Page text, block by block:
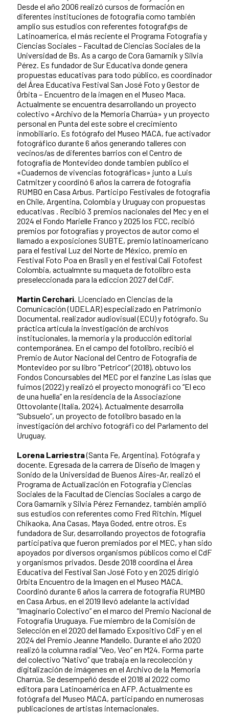
Desde el año 2006 realizó cursos de formación en
diferentes instituciones de fotografía como también
amplio sus estudios con referentes fotograf@s de
Latinoamerica, el más reciente el Programa Fotografía y
Ciencias Sociales – Facultad de Ciencias Sociales de la
Universidad de Bs. As a cargo de Cora Gamarnik y Silvia
Pérez. Es fundador de Sur Educativa donde genera
propuestas educativas para todo público, es coordinador
del Área Educativa Festival San José Foto y Gestor de
Órbita – Encuentro de la imagen en el Museo Maca.
Actualmente se encuentra desarrollando un proyecto
colectivo «Archivo de la Memoria Charrúa» y un proyecto
personal en Punta del este sobre el crecimiento
inmobiliario. Es fotógrafo del Museo MACA, fue activador
fotográfico durante 6 años generando talleres con
vecinos/as de diferentes barrios con el Centro de
fotografía de Montevideo donde tambien publico el
«Cuadernos de vivencias fotográficas» junto a Luis
Catmitzer y coordinó 6 años la carrera de fotografía
RUMBO en Casa Arbus. Participo Festivales de fotografía
en Chile, Argentina, Colombia y Uruguay con propuestas
educativas . Recibió 3 premios nacionales del Mec y en el
2024 el Fondo Marielle Franco y 2025 los FCC, recibió
premios por fotografías y proyectos de autor como el
llamado a exposiciones SUBTE, premio latinoamericano
para el festival Luz del Norte de México, premio en
Festival Foto Poa en Brasil y en el festival Cali Fotofest
Colombia, actualmnte su maqueta de fotolibro esta
preseleccionada para la ediccion 2027 del CdF.
Martin Cerchari. Licenciado en Ciencias de la
Comunicación (UDELAR) especializado en Patrimonio
Documental, realizador audiovisual (ECU) y fotógrafo. Su
práctica articula la investigación de archivos
institucionales, la memoria y la producción editorial
contemporánea. En el campo del fotolibro, recibió el
Premio de Autor Nacional del Centro de Fotografía de
Montevideo por su libro “Petricor” (2018), obtuvo los
Fondos Concursables del MEC por el fanzine Las islas que
fuimos (2022) y realizó el proyecto monográfi co “El eco
de una huella” en la residencia de la Associazione
Ottovolante (Italia, 2024). Actualmente desarrolla
“Subsuelo”, un proyecto de fotolibro basado en la
investigación del archivo fotográfi co del Parlamento del
Uruguay.
Lorena Larriestra(Santa Fe, Argentina). Fotógrafa y
docente. Egresada de la carrera de Diseño de Imagen y
Sonido de la Universidad de Buenos Aires-Ar, realizó el
Programa de Actualización en Fotografía y Ciencias
Sociales de la Facultad de Ciencias Sociales a cargo de
Cora Gamarnik y Silvia Pérez Fernandez, también amplió
sus estudios con referentes como Fred Ritchin, Miguel
Chikaoka, Ana Casas, Maya Goded, entre otros. Es
fundadora de Sur, desarrollando proyectos de fotografía
participativa que fueron premiados por el MEC, y han sido
apoyados por diversos organismos públicos como el CdF
y organismos privados. Desde 2018 coordina el Área
Educativa del Festival San José Foto y en 2025 dirigió
Orbita Encuentro de la Imagen en el Museo MACA.
Coordinó durante 6 años la carrera de fotografía RUMBO
en Casa Arbus, en el 2019 llevó adelante la actividad
“Imaginario Colectivo” en el marco del Premio Nacional de
Fotografía Uruguaya. Fue miembro de la Comisión de
Selección en el 2020 del llamado Expositivo CdF y en el
2024 del Premio Jeanne Mandello. Durante el año 2020
realizó la columna radial “Veo, Veo” en M24. Forma parte
del colectivo “Nativo” que trabaja en la recolección y
digitalización de imágenes en el Archivo de la Memoria
Charrúa. Se desempeñó desde el 2018 al 2022 como
editora para Latinoamérica en AFP. Actualmente es
fotógrafa del Museo MACA, participando en numerosas
publicaciones de artistas internacionales.